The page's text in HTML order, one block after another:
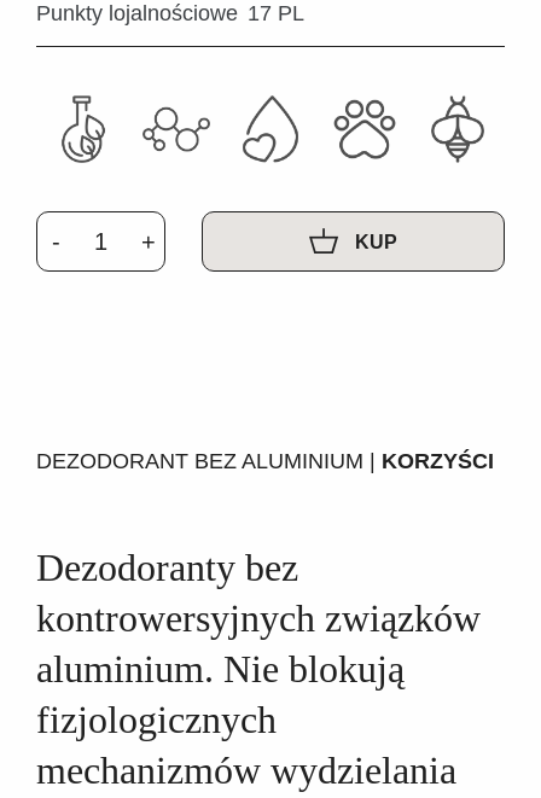
Punkty lojalnościowe 17 PL
KUP
DEZODORANT BEZ ALUMINIUM | KORZYŚCI
Dezodoranty bez
kontrowersyjnych związków
aluminium. Nie blokują
fizjologicznych
mechanizmów wydzielania